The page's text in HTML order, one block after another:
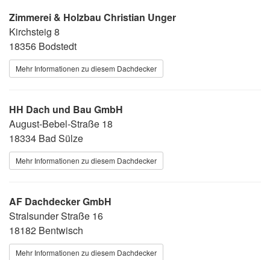
Zimmerei & Holzbau Christian Unger
Kirchsteig 8
18356 Bodstedt
Mehr Informationen zu diesem Dachdecker
HH Dach und Bau GmbH
August-Bebel-Straße 18
18334 Bad Sülze
Mehr Informationen zu diesem Dachdecker
AF Dachdecker GmbH
Stralsunder Straße 16
18182 Bentwisch
Mehr Informationen zu diesem Dachdecker